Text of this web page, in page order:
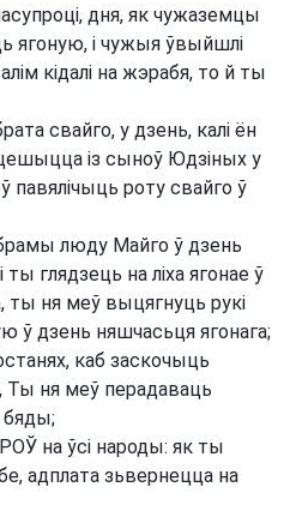
дня, як чужаземцы
ягоную, і чужыя ўвыйшлі
кідалі на жэрабя, то й ты
свайго, у дзень, калі ён
із сыноў Юдзіных у
павялічыць роту свайго ў
люду Майго ў дзень
ты глядзець на ліха ягонае ў
ты ня меў выцягнуць рукі
ў дзень няшчасьця ягонага;
каб заскочыць
Ты ня меў перадаваць
бяды;
на ўсі народы: як ты
адплата зьвернецца на